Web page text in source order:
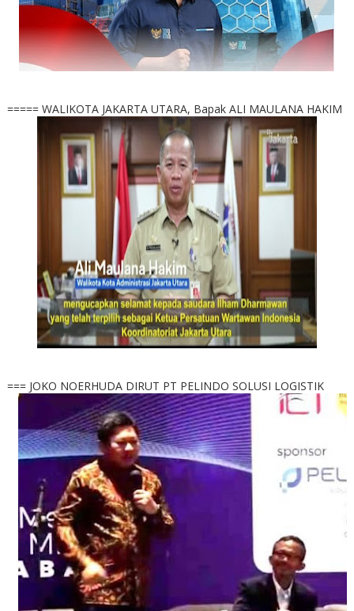
===== WALIKOTA JAKARTA UTARA, Bapak ALI MAULANA HAKIM
=== JOKO NOERHUDA DIRUT PT PELINDO SOLUSI LOGISTIK